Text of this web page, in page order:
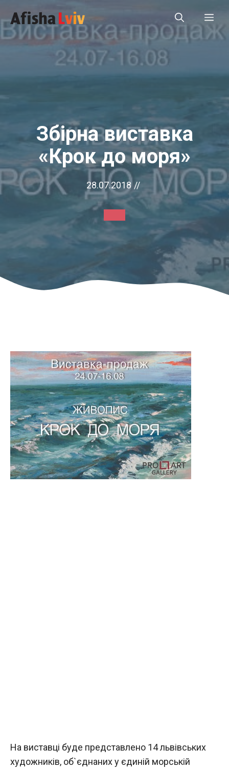
до
вмісту
Збірна виставка
«Крок до моря»
28.07.2018 //
На виставці буде представлено 14 львівських
художників, об`єднаних у єдиній морській